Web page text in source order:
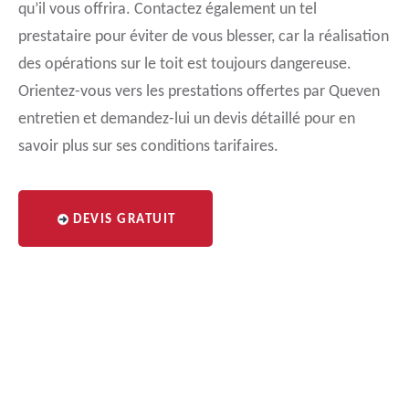
qu’il vous offrira. Contactez également un tel
prestataire pour éviter de vous blesser, car la réalisation
des opérations sur le toit est toujours dangereuse.
Orientez-vous vers les prestations offertes par Queven
entretien et demandez-lui un devis détaillé pour en
savoir plus sur ses conditions tarifaires.
DEVIS GRATUIT